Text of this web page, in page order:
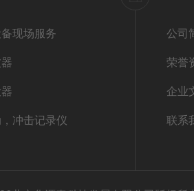
现场服务
冲击记录仪
公司
荣誉
企业
联系